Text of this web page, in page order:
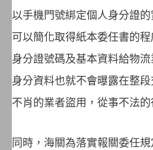
以手機門號綁定個人身分證
可以簡化取得紙本委任書的
身分證號碼及基本資料給物
身分資料也就不會曝露在整
不肖的業者盜用，從事不法的
同時，海關為落實報關委任